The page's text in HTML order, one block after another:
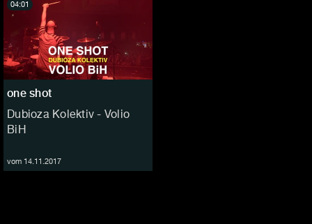
one shot
Dubioza Kolektiv - Volio
BiH
vom 14.11.2017
04:01